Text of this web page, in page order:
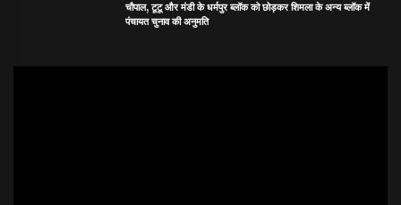
चौपाल, टूटू और मंडी के धर्मपुर ब्लॉक को छोड़कर शिमला के अन्य ब्लॉक में
पंचायत चुनाव की अनुमति